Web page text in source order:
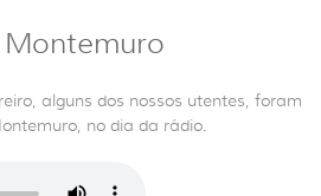
alguns dos nossos utentes, foram
no dia da rádio.